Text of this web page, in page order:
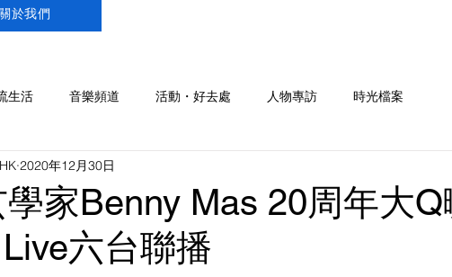
於我們
生活 音樂頻道 活動・好去處 人物專訪 時光檔案
家Benny Mas 20周年大Q
六台聯播
2020年12月30日